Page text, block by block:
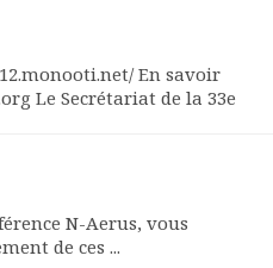
En savoir
Le Secrétariat de la 33e
N-Aerus, vous
de ces ...